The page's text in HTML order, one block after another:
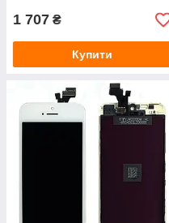
1 707 ₴
Купити